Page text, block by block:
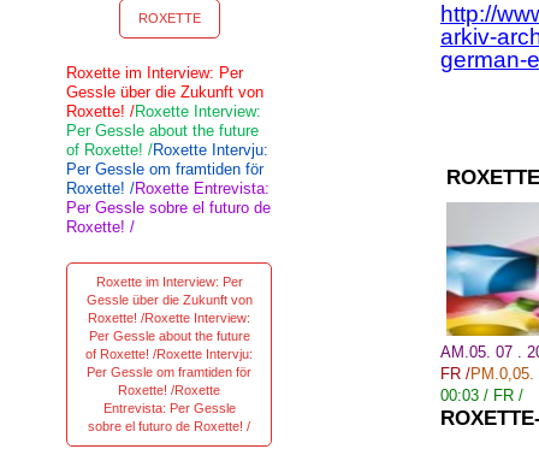
http://
arkiv-
german-
AM.05. 07 .
FR /PM.0,05.
00:03 / FR /
ROXETTE
Roxette im Interview: Per
Gessle über die Zukunft von
Roxette! /Roxette Interview:
Per Gessle about the future
of Roxette! /Roxette Intervju:
Per Gessle om framtiden för
Roxette! /Roxette Entrevista:
Per Gessle sobre el futuro de
Roxette! /
Roxette im Interview: Per
Gessle über die Zukunft von
Roxette! /Roxette Interview:
Per Gessle about the future
of Roxette! /Roxette Intervju:
Per Gessle om framtiden för
Roxette! /Roxette
Entrevista: Per Gessle
sobre el futuro de Roxette! /